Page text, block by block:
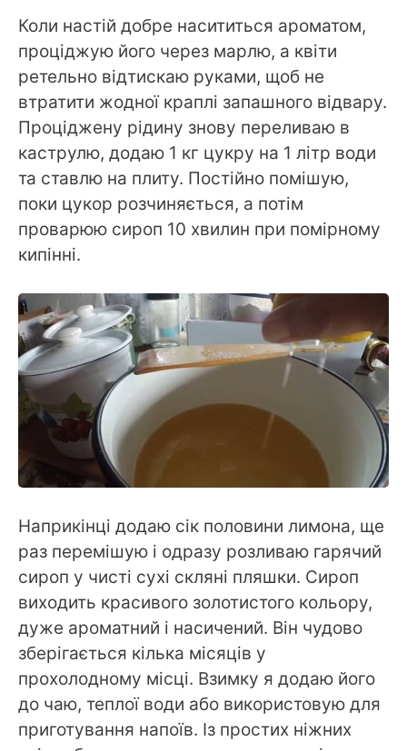
Коли настій добре насититься ароматом,
проціджую його через марлю, а квіти
ретельно відтискаю руками, щоб не
втратити жодної краплі запашного відвару.
Проціджену рідину знову переливаю в
каструлю, додаю 1 кг цукру на 1 літр води
та ставлю на плиту. Постійно помішую,
поки цукор розчиняється, а потім
проварюю сироп 10 хвилин при помірному
кипінні.
Наприкінці додаю сік половини лимона, ще
раз перемішую і одразу розливаю гарячий
сироп у чисті сухі скляні пляшки. Сироп
виходить красивого золотистого кольору,
дуже ароматний і насичений. Він чудово
зберігається кілька місяців у
прохолодному місці. Взимку я додаю його
до чаю, теплої води або використовую для
приготування напоїв. Із простих ніжних